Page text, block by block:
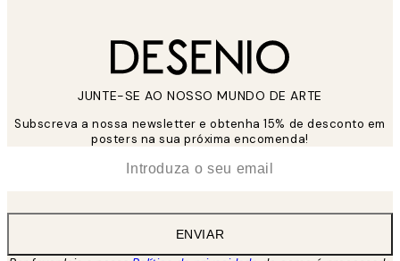
JUNTE-SE AO NOSSO MUNDO DE ARTE
Subscreva a nossa newsletter e obtenha 15% de desconto em
posters na sua próxima encomenda!
ENVIAR